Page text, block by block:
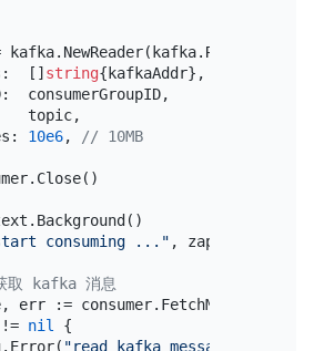
[]
string{kafkaAddr},
consumerGroupID,
topic,
10e6,
// 10MB
consuming ..." , zap.String(
kafka 消息
err := consumer.FetchMessage(ctx)
nil
{
"read kafka message failed"